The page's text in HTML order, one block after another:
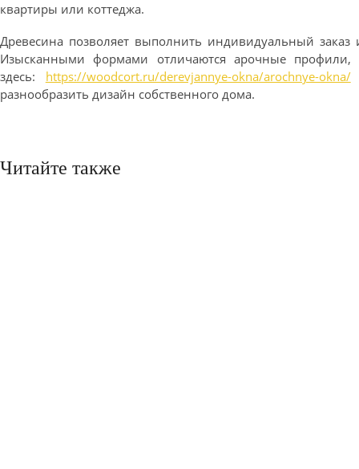
квартиры или коттеджа.
Древесина позволяет выполнить индивидуальный
Изысканными формами отличаются арочные профили,
здесь: https://woodcort.ru/derevjannye-okna/arochnye-okna/
разнообразить дизайн собственного дома.
Читайте также